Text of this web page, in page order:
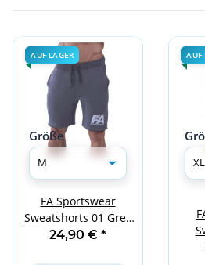
AUF LAGER
Größe
FA Sportswear
Sweatshorts 01 Grey
Basic M
24,90 € *
AUF